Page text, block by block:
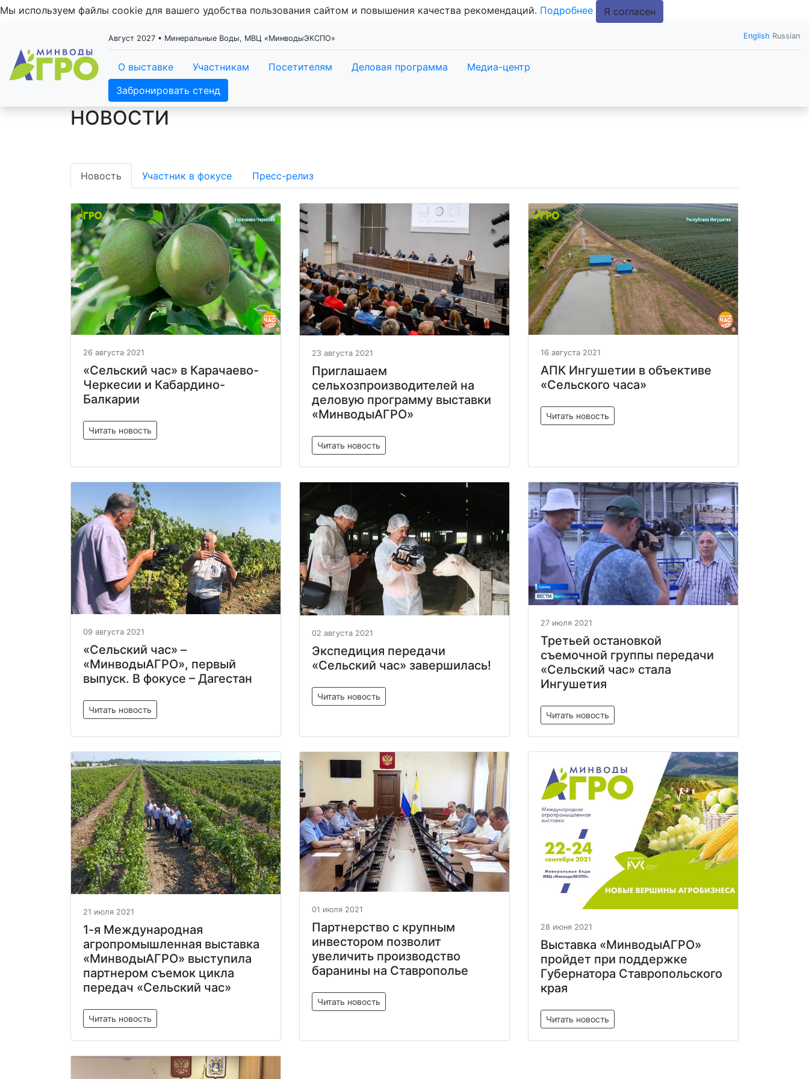
Мы используем файлы cookie для вашего удобства пользования сайтом и повышения качества рекомендаций. Подробнее Я согласен
Август 2027 • Минеральные Воды, МВЦ «МинводыЭКСПО» English Russian
О выставке Участникам Посетителям Деловая программа
Медиа-центр
Забронировать стенд
НОВОСТИ
Новость Участник в фокусе Пресс-релиз
26 августа 2021
«Сельский час» в Карачаево-
Черкесии и Кабардино-
Балкарии
Читать новость
23 августа 2021
Приглашаем
сельхозпроизводителей на
деловую программу выставки
«МинводыАГРО»
Читать новость
16 августа 2021
АПК Ингушетии в объективе
«Сельского часа»
Читать новость
09 августа 2021
«Сельский час» –
«МинводыАГРО», первый
выпуск. В фокусе – Дагестан
Читать новость
02 августа 2021
Экспедиция передачи
«Сельский час» завершилась!
Читать новость
27 июля 2021
Третьей остановкой
съемочной группы передачи
«Сельский час» стала
Ингушетия
Читать новость
21 июля 2021
1-я Международная
агропромышленная выставка
«МинводыАГРО» выступила
партнером съемок цикла
передач «Сельский час»
Читать новость
01 июля 2021
Партнерство с крупным
инвестором позволит
увеличить производство
баранины на Ставрополье
Читать новость
28 июня 2021
Выставка «МинводыАГРО»
пройдет при поддержке
Губернатора Ставропольского
края
Читать новость